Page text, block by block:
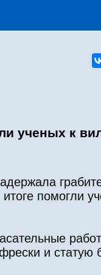
ученых к
помогли
и статую